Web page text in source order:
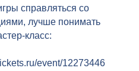
справляться со
лучше понимать
класс:
event/12273446